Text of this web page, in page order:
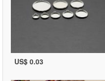
US$ 0.03